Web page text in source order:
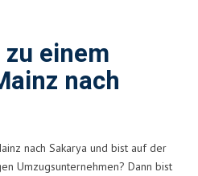
einem
nach
nach Sakarya und bist auf der
Umzugsunternehmen? Dann bist